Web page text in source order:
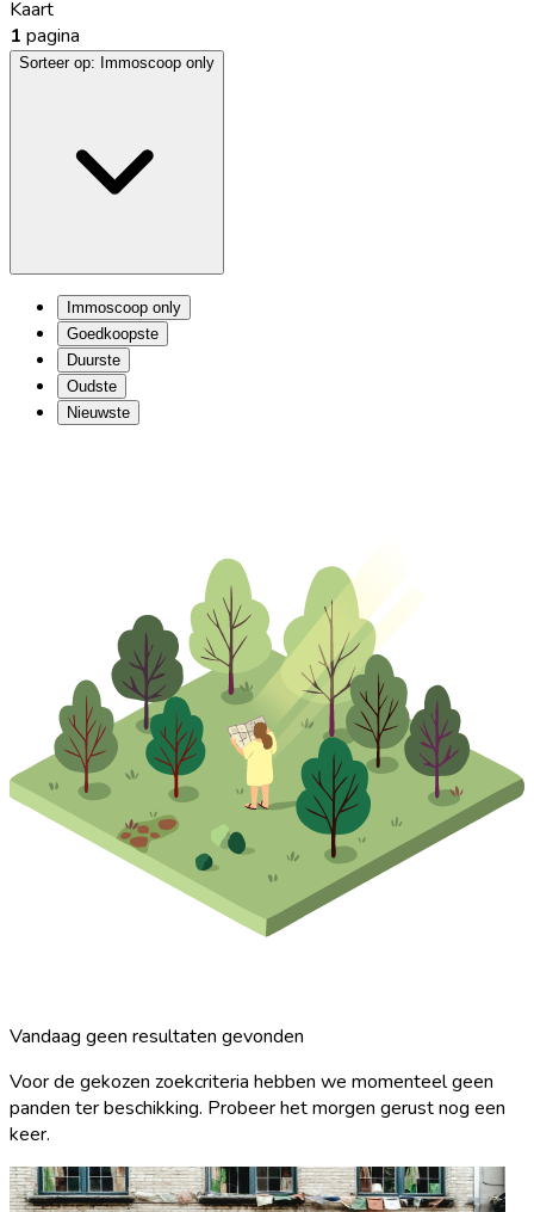
Kaart
1 pagina
Sorteer op: Immoscoop only
Immoscoop only
Goedkoopste
Duurste
Oudste
Nieuwste
Vandaag geen resultaten gevonden
Voor de gekozen zoekcriteria hebben we momenteel geen
panden ter beschikking. Probeer het morgen gerust nog een
keer.